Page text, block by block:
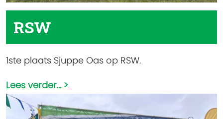
RSW
1ste plaats Sjuppe Oas op RSW.
Lees verder...